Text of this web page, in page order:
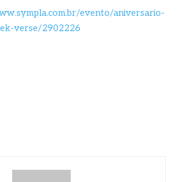
evento/aniversario-
verse/2902226